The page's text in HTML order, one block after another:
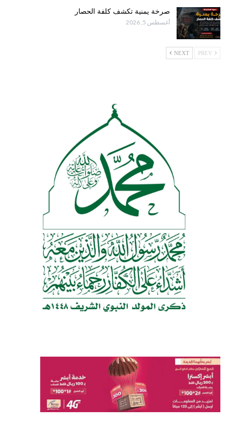
صرخة يمنية تكشف كلفة الحصار
أغسطس 5, 2026
NEXT